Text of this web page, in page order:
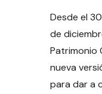
Desde el
de
Patrimonio
nueva
para dar a